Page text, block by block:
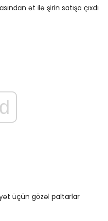
ət ilə şirin satışa çıxdı
üçün gözəl paltarlar